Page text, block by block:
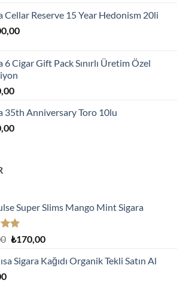
Cellar Reserve 15 Year Hedonism 20li
6 Cigar Gift Pack Sınırlı Üretim Özel
35th Anniversary Toro 10lu
Super Slims Mango Mint Sigara
Orijinal
₺175,00.
₺170,00Şu
fiyat:
Sigara Kağıdı Organik Tekli Satın Al